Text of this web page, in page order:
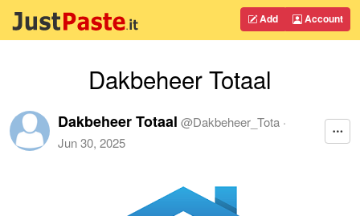
Add Account
Dakbeheer Totaal
Dakbeheer Totaal @Dakbeheer_Tota ·
Jun 30, 2025